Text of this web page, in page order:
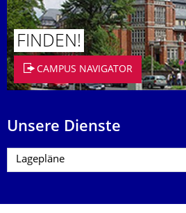
FINDEN!
CAMPUS NAVIGATOR
Unsere Dienste